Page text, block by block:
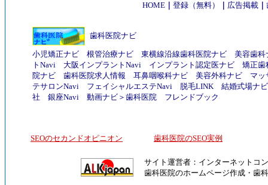
HOME｜ 登録（無料） 広告掲載｜
歯科医院ナビ
小児矯正ナビ 根管治療ナビ 東横線沿線歯科医院ナビ
美容歯科
トNavi
大阪インプラントNavi インプラント認定医ナビ
矯正歯
院ナビ
歯科医院求人情報 耳鼻咽喉科ナビ 美容外科ナビ
マッ
テサロンNavi
フェイシャルエステNavi 脱毛LINK
結婚式場ナビ
社
銀座Navi 動画ナビ ＞ 歯科医院 フレンドブック
SEOのセカンドオピニオン 歯科医院のSEO実例
サイト運営者： インターネットコ
歯科医院のホームページ作成 ・ 歯